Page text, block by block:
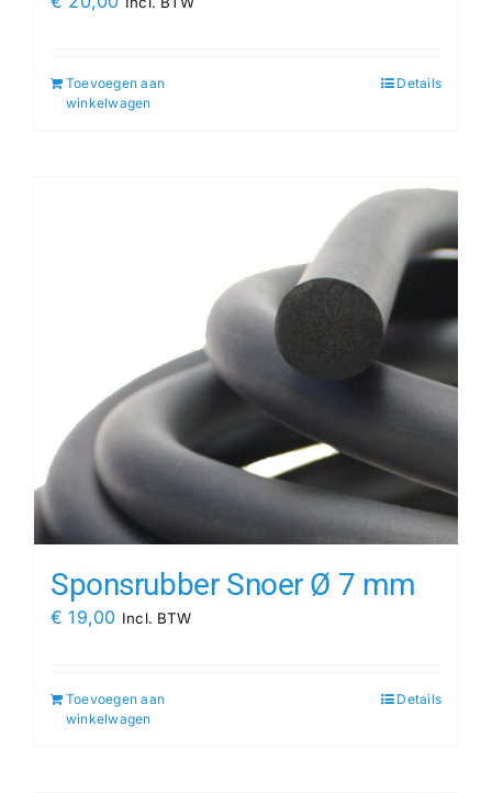
Toevoegen aan
winkelwagen
Details
Sponsrubber Snoer Ø 7 mm
€ 19,00 Incl. BTW
Toevoegen aan
winkelwagen
Details